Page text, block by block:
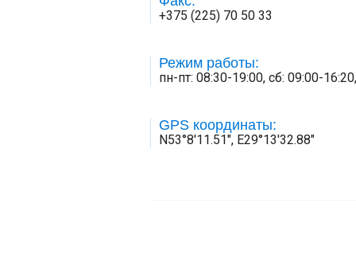
+375 (225) 70 50 33
Режим работы:
пн-пт: 08:30-19:00, сб: 09:00-
GPS координаты:
N53°8'11.51", E29°13'32.88"